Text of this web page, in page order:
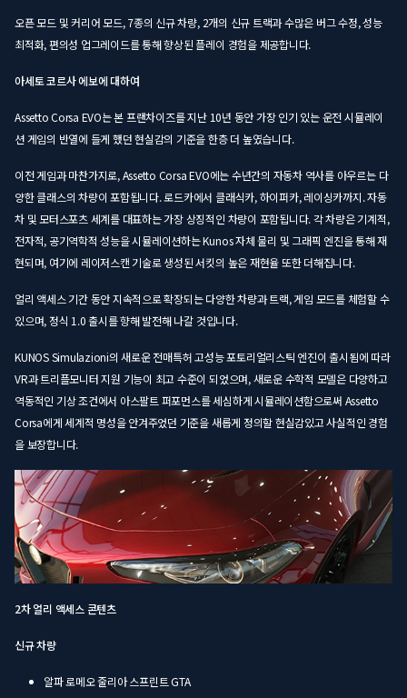
오픈 모드 및 커리어 모드, 7종의 신규 차량, 2개의 신규 트랙과 수많은 버그 수정, 성능
최적화, 편의성 업그레이드를 통해 향상된 플레이 경험을 제공합니다.
아세토 코르사 에보에 대하여
Assetto Corsa EVO는 본 프랜차이즈를 지난 10년 동안 가장 인기 있는 운전 시뮬레이
션 게임의 반열에 들게 했던 현실감의 기준을 한층 더 높였습니다.
이전 게임과 마찬가지로, Assetto Corsa EVO에는 수년간의 자동차 역사를 아우르는 다
양한 클래스의 차량이 포함됩니다. 로드카에서 클래식카, 하이퍼카, 레이싱카까지. 자동
차 및 모터스포츠 세계를 대표하는 가장 상징적인 차량이 포함됩니다. 각 차량은 기계적,
전자적, 공기역학적 성능을 시뮬레이션하는 Kunos 자체 물리 및 그래픽 엔진을 통해 재
현되며, 여기에 레이저스캔 기술로 생성된 서킷의 높은 재현율 또한 더해집니다.
얼리 액세스 기간 동안 지속적으로 확장되는 다양한 차량과 트랙, 게임 모드를 체험할 수
있으며, 정식 1.0 출시를 향해 발전해 나갈 것입니다.
KUNOS Simulazioni의 새로운 전매특허 고성능 포토리얼리스틱 엔진이 출시됨에 따라
VR과 트리플모니터 지원 기능이 최고 수준이 되었으며, 새로운 수학적 모델은 다양하고
역동적인 기상 조건에서 아스팔트 퍼포먼스를 세심하게 시뮬레이션함으로써 Assetto
Corsa에게 세계적 명성을 안겨주었던 기준을 새롭게 정의할 현실감있고 사실적인 경험
을 보장합니다.
2차 얼리 액세스 콘텐츠
신규 차량
알파 로메오 줄리아 스프린트 GTA